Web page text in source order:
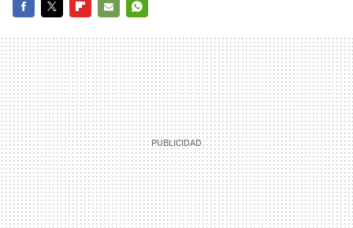
MAIL